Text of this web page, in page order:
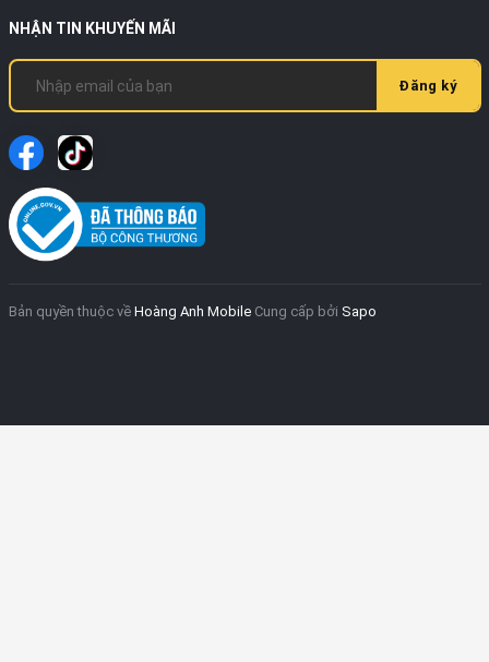
NHẬN TIN KHUYẾN MÃI
Đăng ký
Bản quyền thuộc về Hoàng Anh Mobile Cung cấp bởi Sapo